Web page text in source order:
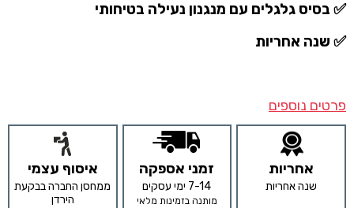
✅ בסיס גלגלים עם מנגנון נעילה בטיחותי
✅ שנה אחריות
פרטים נוספים
אחריות
שנה אחריות
זמני אספקה
7-14 ימי עסקים
מותנה בזמינות מלאי
איסוף עצמי
ממחסן החברה בבקעת
הירדן